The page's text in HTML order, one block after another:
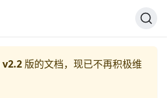
v2.2 版的文档，现已不再积极维